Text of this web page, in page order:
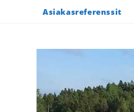
Asiakasreferenssit